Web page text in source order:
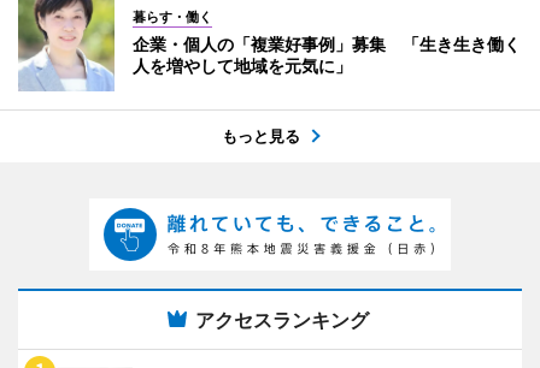
暮らす・働く
企業・個人の「複業好事例」募集 「生き生き働く
人を増やして地域を元気に」
もっと見る
アクセスランキング